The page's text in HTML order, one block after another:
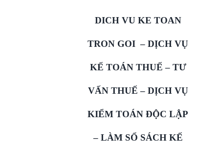
DICH VU KE TOAN
TRON GOI – DỊCH VỤ
KẾ TOÁN THUẾ – TƯ
VẤN THUẾ – DỊCH VỤ
KIỂM TOÁN ĐỘC LẬP
– LÀM SỔ SÁCH KẾ